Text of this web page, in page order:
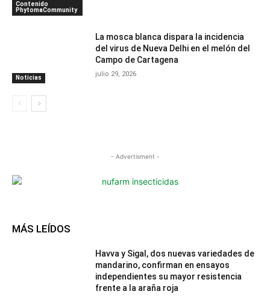
Contenido
PhytomaCommunity
Noticias
La mosca blanca dispara la incidencia
del virus de Nueva Delhi en el melón del
Campo de Cartagena
julio 29, 2026
- Advertisment -
MÁS LEÍDOS
Havva y Sigal, dos nuevas variedades de
mandarino, confirman en ensayos
independientes su mayor resistencia
frente a la araña roja